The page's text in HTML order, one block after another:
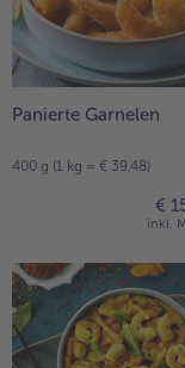
Panierte Garnelen
400 g (1 kg = € 39,48)
€
inkl.